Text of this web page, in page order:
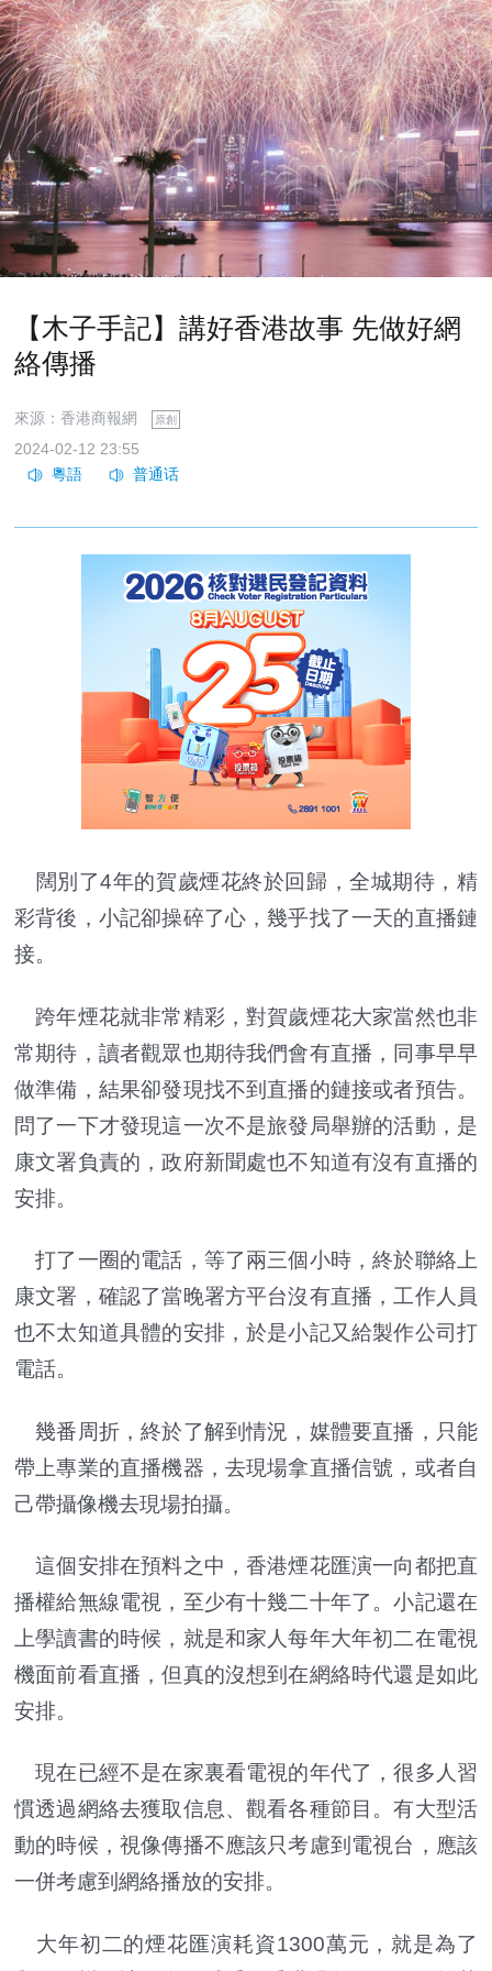
【木子手記】講好香港故事 先做好網
絡傳播
來源：香港商報網 原創
2024-02-12 23:55
闊別了4年的賀歲煙花終於回歸，全城期待，精
彩背後，小記卻操碎了心，幾乎找了一天的直播鏈
接。
跨年煙花就非常精彩，對賀歲煙花大家當然也非
常期待，讀者觀眾也期待我們會有直播，同事早早
做準備，結果卻發現找不到直播的鏈接或者預告。
問了一下才發現這一次不是旅發局舉辦的活動，是
康文署負責的，政府新聞處也不知道有沒有直播的
安排。
打了一圈的電話，等了兩三個小時，終於聯絡上
康文署，確認了當晚署方平台沒有直播，工作人員
也不太知道具體的安排，於是小記又給製作公司打
電話。
幾番周折，終於了解到情況，媒體要直播，只能
帶上專業的直播機器，去現場拿直播信號，或者自
己帶攝像機去現場拍攝。
這個安排在預料之中，香港煙花匯演一向都把直
播權給無線電視，至少有十幾二十年了。小記還在
上學讀書的時候，就是和家人每年大年初二在電視
機面前看直播，但真的沒想到在網絡時代還是如此
安排。
現在已經不是在家裏看電視的年代了，很多人習
慣透過網絡去獲取信息、觀看各種節目。有大型活
動的時候，視像傳播不應該只考慮到電視台，應該
一併考慮到網絡播放的安排。
大年初二的煙花匯演耗資1300萬元，就是為了